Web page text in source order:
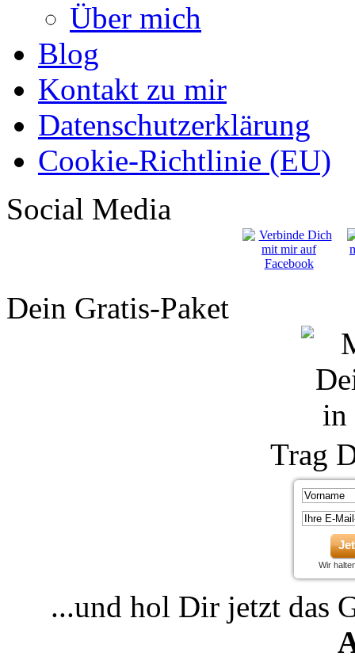
Über mich
Blog
Kontakt zu mir
Datenschutzerklärung
Cookie-Richtlinie (EU)
Social Media
Dein Gratis-Paket
Trag
Wir
...und hol Dir jetzt das